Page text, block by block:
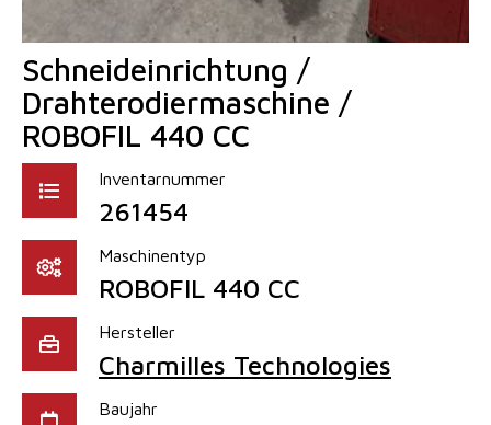
Schneideinrichtung /
Drahterodiermaschine /
ROBOFIL 440 CC
Inventarnummer
261454
Maschinentyp
ROBOFIL 440 CC
Hersteller
Charmilles Technologies
Baujahr